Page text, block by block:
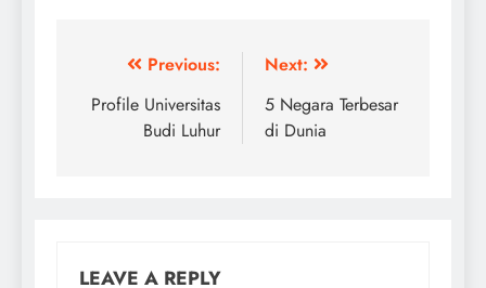
navigation
Previous:
Profile Universitas
Budi Luhur
Next:
5 Negara Terbesar
di Dunia
LEAVE A REPLY